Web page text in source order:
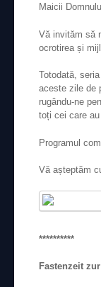
Maicii
Vă invităm să
ocrotirea și
Totodată,
aceste zile de
rugându-ne
toți cei care
Programul
Vă așteptăm
**********
Fastenzeit